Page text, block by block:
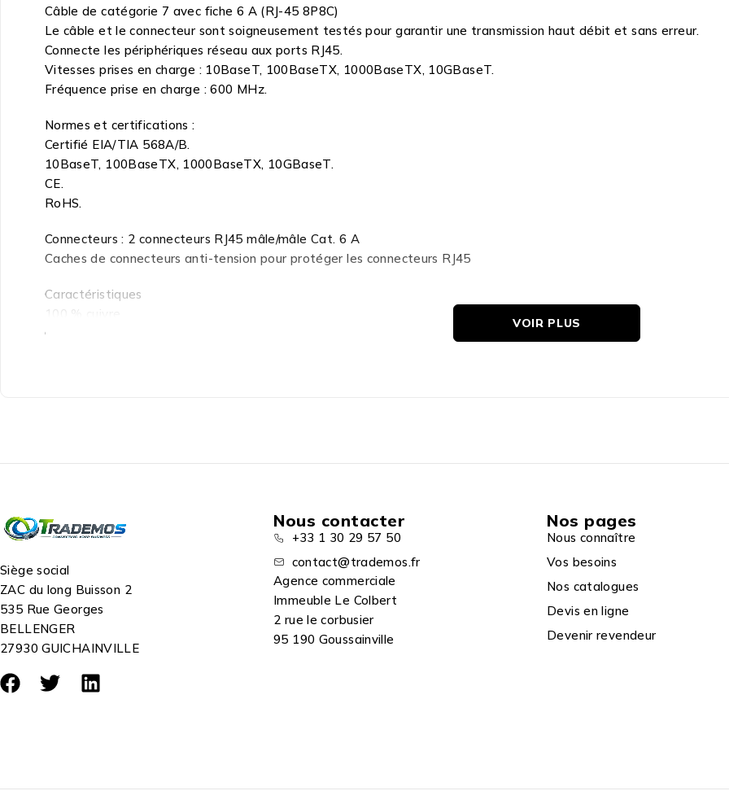
Câble de catégorie 7 avec fiche 6 A (RJ-45 8P8C)
Le câble et le connecteur sont soigneusement testés pour garantir une transmission haut débit et sans erreur.
Connecte les périphériques réseau aux ports RJ45.
Vitesses prises en charge : 10BaseT, 100BaseTX, 1000BaseTX, 10GBaseT.
Fréquence prise en charge : 600 MHz.
Normes et certifications :
Certifié EIA/TIA 568A/B.
10BaseT, 100BaseTX, 1000BaseTX, 10GBaseT.
CE.
RoHS.
Connecteurs : 2 connecteurs RJ45 mâle/mâle Cat. 6 A
Caches de connecteurs anti-tension pour protéger les connecteurs RJ45
Caractéristiques
100 % cuivre
Gaine de câble LSZH
VOIR PLUS
Siège social
ZAC du long Buisson 2
535 Rue Georges
BELLENGER
27930 GUICHAINVILLE
Nous contacter
+33 1 30 29 57 50
contact@trademos.fr
Agence commerciale
Immeuble Le Colbert
2 rue le corbusier
95 190 Goussainville
Nos pages
Nous connaître
Vos besoins
Nos catalogues
Devis en ligne
Devenir revendeur